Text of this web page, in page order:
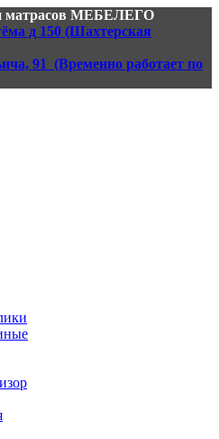
и матрасов МЕБЕЛЕГО
д 150 (Шахтерская
91 (Временно работает по